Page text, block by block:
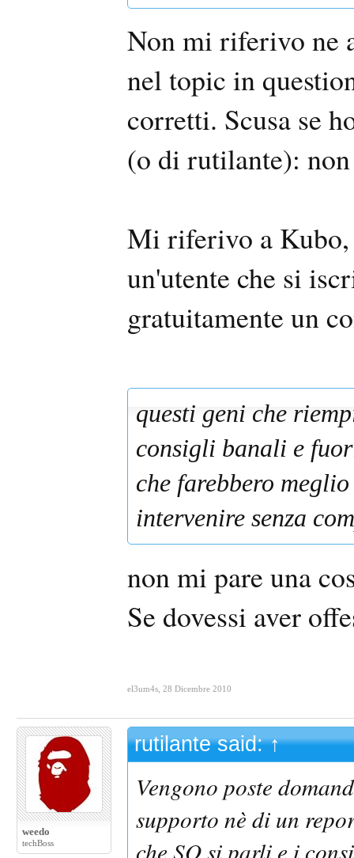
Non mi riferivo ne
nel topic in
corretti. Scusa se
(o di rutilante):
Mi riferivo a Kubo,
un'utente che si
gratuitamente un
questi geni che
consigli banali e
che farebbero
intervenire senza
non mi pare una
Se dovessi aver
el3um4s 28 Dicembre 2010
weedo
techBoss
rutilante said:↑
Vengono poste
supporto nè di un
che SO si parli e i